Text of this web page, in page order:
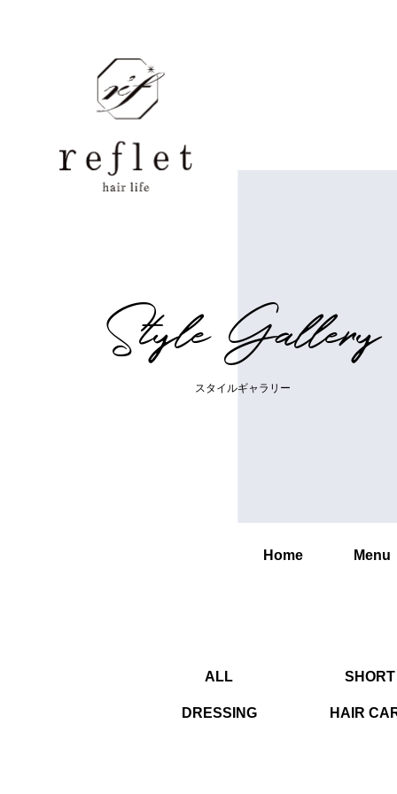
Style Gallery
ス タ イ ルギャ ラ リ ー
Home Menu
ALL SHORT
DRESSING HAIR